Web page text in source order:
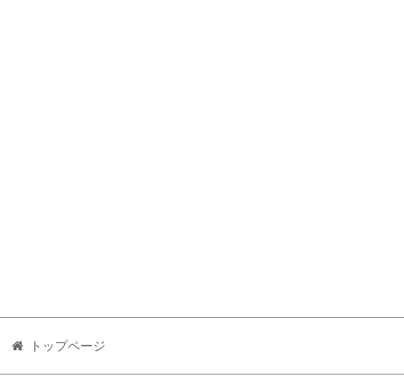
トップページ